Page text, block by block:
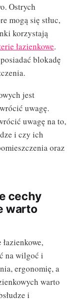
Ostrych
mogą się stłuc,
korzystają
łazienkowe.
blokadę
jest
uwagę.
uwagę na to,
i czy ich
oraz
cechy
warto
na wilgoć i
ergonomię, a
warto
i